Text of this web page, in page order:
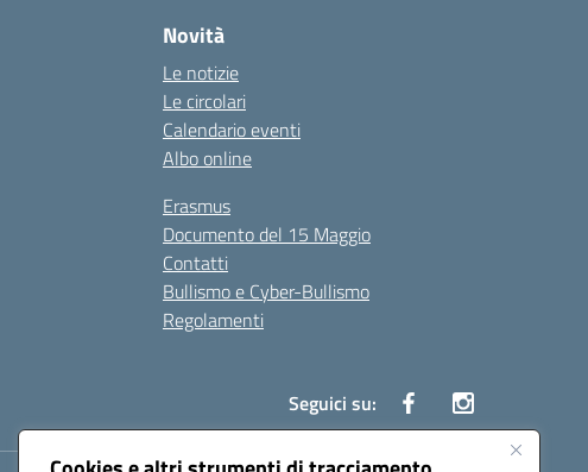
Novità
Le notizie
Le circolari
Calendario eventi
Albo online
Erasmus
Documento del 15 Maggio
Contatti
Bullismo e Cyber-Bullismo
Regolamenti
Seguici su: